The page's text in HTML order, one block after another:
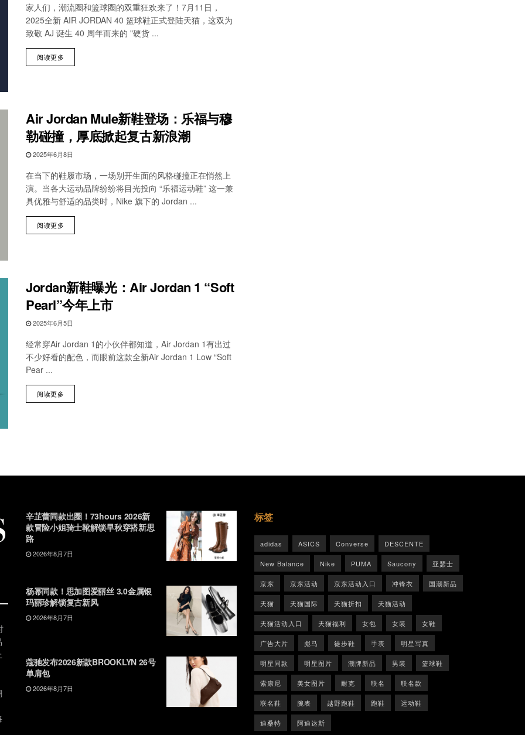
家人们，潮流圈和篮球圈的双重狂欢来了！7月11日，
2025全新 AIR JORDAN 40 篮球鞋正式登陆天猫，这双为
致敬 AJ 诞生 40 周年而来的 "硬货 ...
阅读更多
Air Jordan Mule新鞋登场：乐福与穆
勒碰撞，厚底掀起复古新浪潮
2025年6月8日
在当下的鞋履市场，一场别开生面的风格碰撞正在悄然上
演。当各大运动品牌纷纷将目光投向 “乐福运动鞋” 这一兼
具优雅与舒适的品类时，Nike 旗下的 Jordan ...
阅读更多
Jordan新鞋曝光：Air Jordan 1 “Soft
Pearl”今年上市
2025年6月5日
经常穿Air Jordan 1的小伙伴都知道，Air Jordan 1有出过
不少好看的配色，而眼前这款全新Air Jordan 1 Low “Soft
Pear ...
阅读更多
辛芷蕾同款出圈！73hours 2026新
款冒险小姐骑士靴解锁早秋穿搭新思
路
2026年8月7日
杨幂同款！思加图爱丽丝 3.0金属银
玛丽珍解锁复古新风
2026年8月7日
蔻驰发布2026新款BROOKLYN 26号
单肩包
2026年8月7日
标签
adidas ASICS Converse DESCENTE
New Balance Nike PUMA Saucony 亚瑟士
京东 京东活动 京东活动入口 冲锋衣 国潮新品
天猫 天猫国际 天猫折扣 天猫活动
天猫活动入口 天猫福利 女包 女装 女鞋
广告大片 彪马 徒步鞋 手表 明星写真
明星同款 明星图片 潮牌新品 男装 篮球鞋
索康尼 美女图片 耐克 联名 联名款
联名鞋 腕表 越野跑鞋 跑鞋 运动鞋
迪桑特 阿迪达斯